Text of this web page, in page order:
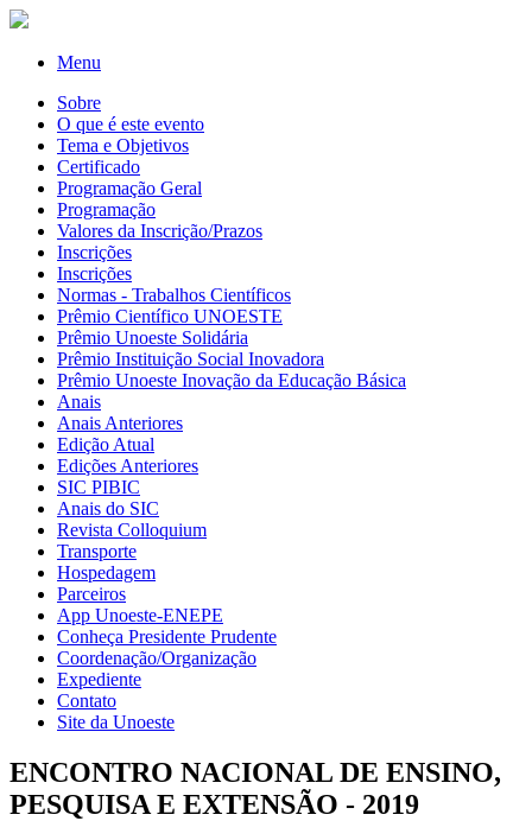
Menu
Sobre
O que é este evento
Tema e Objetivos
Certificado
Programação Geral
Programação
Valores da Inscrição/Prazos
Inscrições
Inscrições
Normas - Trabalhos Científicos
Prêmio Científico UNOESTE
Prêmio Unoeste Solidária
Prêmio Instituição Social Inovadora
Prêmio Unoeste Inovação da Educação Básica
Anais
Anais Anteriores
Edição Atual
Edições Anteriores
SIC PIBIC
Anais do SIC
Revista Colloquium
Transporte
Hospedagem
Parceiros
App Unoeste-ENEPE
Conheça Presidente Prudente
Coordenação/Organização
Expediente
Contato
Site da Unoeste
ENCONTRO NACIONAL DE ENSINO,
PESQUISA E EXTENSÃO - 2019